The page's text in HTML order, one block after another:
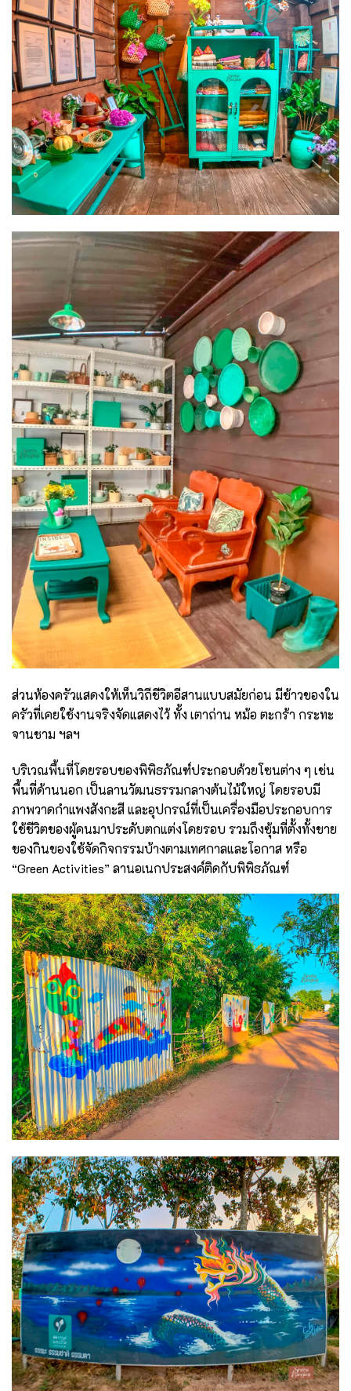
ส่วนห้องครัวแสดงให้เห็นวิถีชีวิตอีสานแบบสมัยก่อน มีข้าวของใน
ครัวที่เคยใช้งานจริงจัดแสดงไว้ ทั้ง เตาถ่าน หม้อ ตะกร้า กระทะ
จานชาม ฯลฯ
บริเวณพื้นที่โดยรอบของพิพิธภัณฑ์ประกอบด้วยโซนต่าง ๆ เช่น
พื้นที่ด้านนอก เป็นลานวัฒนธรรมกลางต้นไม้ใหญ่ โดยรอบมี
ภาพวาดกำแพงสังกะสี และอุปกรณ์ที่เป็นเครื่องมือประกอบการ
ใช้ชีวิตของผู้คนมาประดับตกแต่งโดยรอบ รวมถึงซุ้มที่ตั้งทั้งขาย
ของกินของใช้จัดกิจกรรมบ้างตามเทศกาลและโอกาส หรือ
“Green Activities” ลานอเนกประสงค์ติดกับพิพิธภัณฑ์